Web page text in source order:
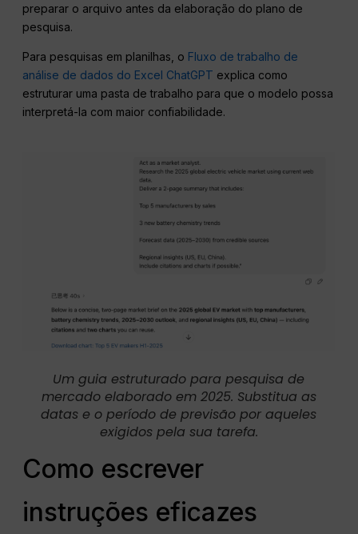
preparar o arquivo antes da elaboração do plano de
pesquisa.
Para pesquisas em planilhas, o Fluxo de trabalho de
análise de dados do Excel ChatGPT explica como
estruturar uma pasta de trabalho para que o modelo possa
interpretá-la com maior confiabilidade.
Um guia estruturado para pesquisa de
mercado elaborado em 2025. Substitua as
datas e o período de previsão por aqueles
exigidos pela sua tarefa.
Como escrever
instruções eficazes